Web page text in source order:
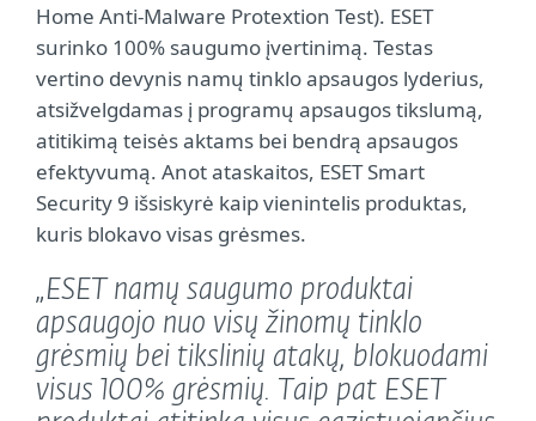
Home Anti-Malware Protextion Test). ESET
surinko 100% saugumo įvertinimą. Testas
vertino devynis namų tinklo apsaugos lyderius,
atsižvelgdamas į programų apsaugos tikslumą,
atitikimą teisės aktams bei bendrą apsaugos
efektyvumą. Anot ataskaitos, ESET Smart
Security 9 išsiskyrė kaip vienintelis produktas,
kuris blokavo visas grėsmes.
„ESET namų saugumo produktai
apsaugojo nuo visų žinomų tinklo
grėsmių bei tikslinių atakų, blokuodami
visus 100% grėsmių. Taip pat ESET